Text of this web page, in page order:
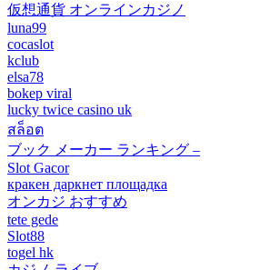
仮想通貨 オンラインカジノ
luna99
cocaslot
kclub
elsa78
bokep viral
lucky twice casino uk
สล็อต
ブック メーカー ランキング –
Slot Gacor
кракен даркнет площадка
オンカジ おすすめ
tete gede
Slot88
togel hk